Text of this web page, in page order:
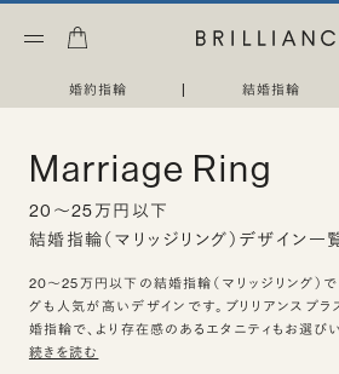
婚約指輪 | 結婚指輪
Marriage Ring
20〜25万円以下
結婚指輪（マリッジリング）デザイン一
20〜25万円以下の結婚指輪（マリッジリング）
グも人気が高いデザインです。ブリリアンスプ
婚指輪で、より存在感のあるエタニティもお選び
続きを読む